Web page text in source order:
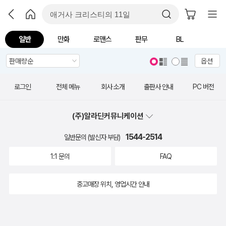
일반 만화 로맨스 판무 BL
옵션
로그인 전체 메뉴 회사 소개 출판사 안내 PC 버전
(주)알라딘커뮤니케이션
일반문의 (발신자 부담) 1544-2514
1:1 문의 FAQ
중고매장 위치, 영업시간 안내